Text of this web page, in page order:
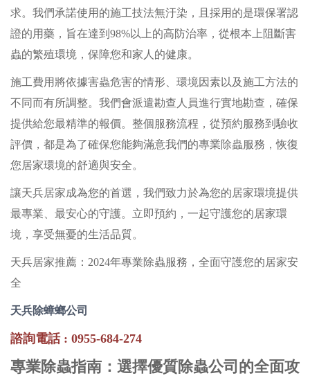
求。我們承諾使用的施工技法無汙染，且採用的是環保署認
證的用藥，旨在達到98%以上的高防治率，從根本上阻斷害
蟲的繁殖環境，保障您和家人的健康。
施工費用將依據害蟲危害的情形、環境因素以及施工方法的
不同而有所調整。我們會派遣勘查人員進行實地勘查，確保
提供給您最精準的報價。整個服務流程，從預約服務到驗收
評價，都是為了確保您能夠滿意我們的專業除蟲服務，恢復
您居家環境的舒適與安全。
讓天兵居家成為您的首選，我們致力於為您的居家環境提供
最專業、最安心的守護。立即預約，一起守護您的居家環
境，享受無憂的生活品質。
天兵居家推薦：2024年專業除蟲服務，全面守護您的居家安
全
天兵除蟑螂公司
諮詢電話 : 0955-684-274
專業除蟲指南：選擇優質除蟲公司的全面攻